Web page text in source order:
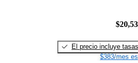
El precio incluye tasas
$383/mes